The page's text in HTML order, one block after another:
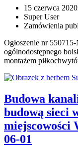
15 czerwca
Super User
Zamówienia
Ogłoszenie nr
ogólnodostępnego
montażem
Budowa
budową sieci
miejscowości
06-01